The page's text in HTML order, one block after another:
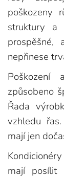
poškozeny
struktury a
prospěšné,
nepřinese
způsobeno
Řada
vzhledu
mají jen
mají posílit